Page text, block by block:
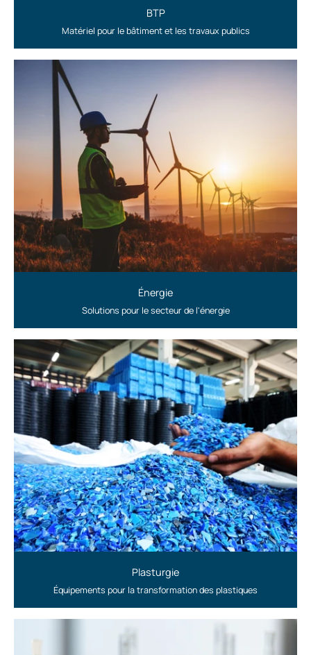
BTP
Matériel pour le bâtiment et les travaux publics
Énergie
Solutions pour le secteur de l'énergie
Plasturgie
Équipements pour la transformation des plastiques